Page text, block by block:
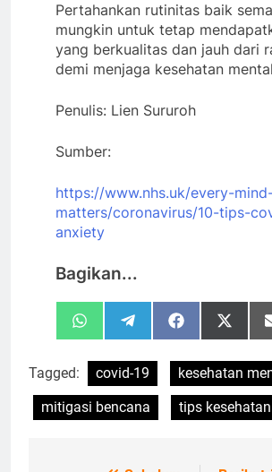
Pertahankan rutinitas baik
mungkin untuk tetap
yang berkualitas dan jauh dari
demi menjaga kesehatan
Penulis: Lien Sururoh
Sumber:
https://www.nhs.uk/every-
matters/coronavirus/10-tips-
anxiety
Bagikan...
Share
on
WhatsAppShare
on
TelegramShare
on
FacebookShare
on
X
Tagged: covid-19
kesehatan
mitigasi bencana
tips kesehatan